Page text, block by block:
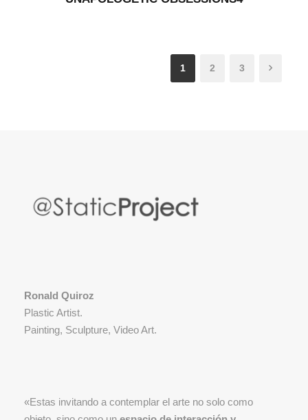
1 2 3
Ronald Quiroz
Plastic Artist.
Painting, Sculpture, Video Art.
«Estas invitando a contemplar el arte no solo como